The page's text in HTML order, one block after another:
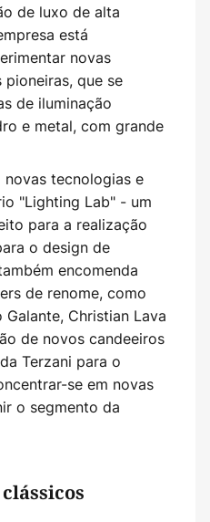
de luxo de alta
está
novas
que se
de iluminação
e metal, com grande
tecnologias e
"Lighting Lab" - um
para a realização
o design de
encomenda
de renome, como
Christian Lava
de novos candeeiros
Terzani para o
se em novas
o segmento da